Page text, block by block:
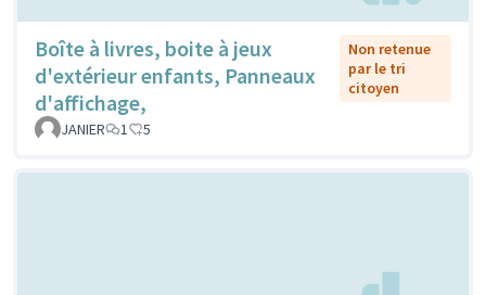
Boîte à livres, boite à jeux
d'extérieur enfants, Panneaux
d'affichage,
Non retenue
par le tri
citoyen
JANIER 1 5